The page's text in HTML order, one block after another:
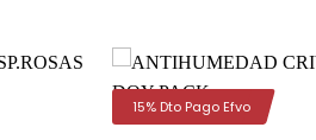
15% Dto Pago Efvo